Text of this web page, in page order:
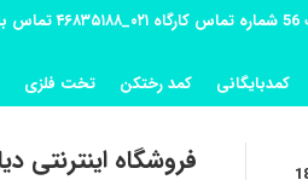
کمدبایگانی کمد رختکن تخت فلزی
فروشگاه اینترنتی